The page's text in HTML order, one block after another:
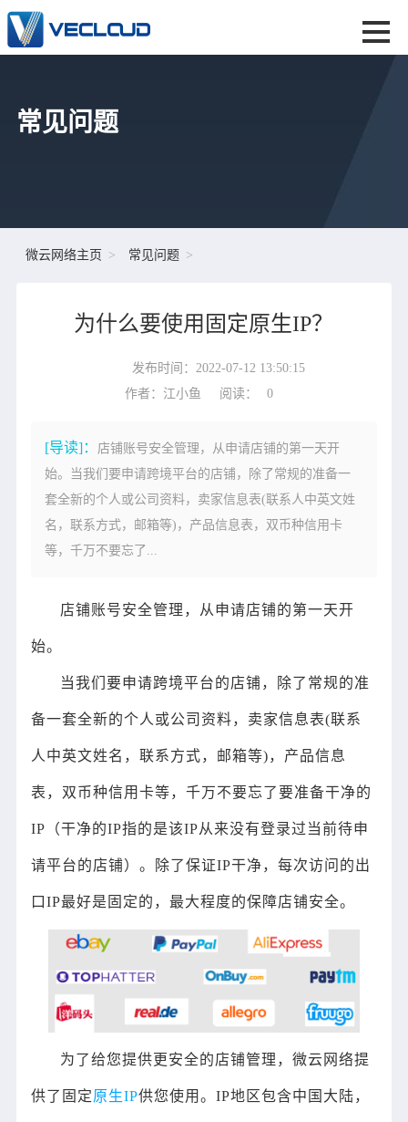
常见问题
微云网络主页 常见问题
为什么要使用固定原生IP？
发布时间：2022-07-12 13:50:15
作者：江小鱼
阅读： 0
[导读]：
店铺账号安全管理，从申请店铺的第一天开
始。当我们要申请跨境平台的店铺，除了常规的准备一
套全新的个人或公司资料，卖家信息表(联系人中英文姓
名，联系方式，邮箱等)，产品信息表，双币种信用卡
等，千万不要忘了...
店铺账号安全管理，从申请店铺的第一天开
始。
当我们要申请跨境平台的店铺，除了常规的准
备一套全新的个人或公司资料，卖家信息表(联系
人中英文姓名，联系方式，邮箱等)，产品信息
表，双币种信用卡等，千万不要忘了要准备干净的
IP（干净的IP指的是该IP从来没有登录过当前待申
请平台的店铺）。除了保证IP干净，每次访问的出
口IP最好是固定的，最大程度的保障店铺安全。
为了给您提供更安全的店铺管理，微云网络提
供了固定原生IP供您使用。IP地区包含中国大陆，